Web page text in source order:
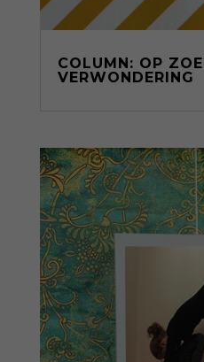
COLUMN: OP
VERWONDERING